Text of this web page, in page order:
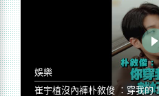
娛樂
崔宇植沒內褲朴敘俊 ：穿我的